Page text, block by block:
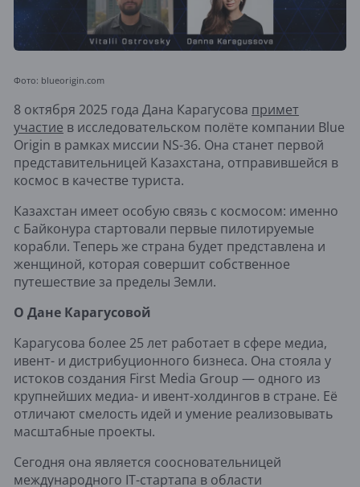
Фото: blueorigin.com
8 октября 2025 года Дана Карагусова примет
участие в исследовательском полёте компании Blue
Origin в рамках миссии NS-36. Она станет первой
представительницей Казахстана, отправившейся в
космос в качестве туриста.
Казахстан имеет особую связь с космосом: именно
с Байконура стартовали первые пилотируемые
корабли. Теперь же страна будет представлена и
женщиной, которая совершит собственное
путешествие за пределы Земли.
О Дане Карагусовой
Карагусова более 25 лет работает в сфере медиа,
ивент- и дистрибуционного бизнеса. Она стояла у
истоков создания First Media Group — одного из
крупнейших медиа- и ивент-холдингов в стране. Её
отличают смелость идей и умение реализовывать
масштабные проекты.
Сегодня она является соосновательницей
международного IT-стартапа в области